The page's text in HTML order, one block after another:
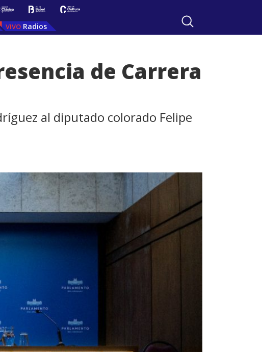
Radios
de Carrera
al diputado colorado Felipe